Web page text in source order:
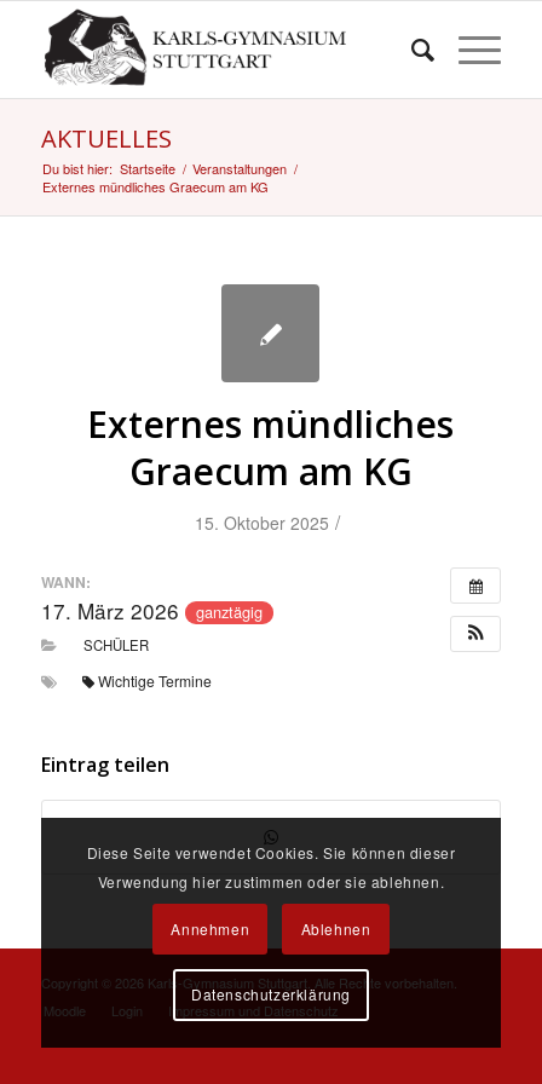
AKTUELLES
Du bist hier: Startseite / Veranstaltungen /
Externes mündliches Graecum am KG
Externes mündliches
Graecum am KG
15. Oktober 2025 /
WANN:
17. März 2026 ganztägig
SCHÜLER
Wichtige Termine
Eintrag teilen
Copyright © 2026 Karls-Gymnasium Stuttgart. Alle Rechte vorbehalten.
Moodle
Login Impressum und Datenschutz
Diese Seite verwendet Cookies. Sie können dieser
Verwendung hier zustimmen oder sie ablehnen.
Annehmen Ablehnen
Datenschutzerklärung